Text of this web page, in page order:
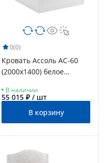
0(0)
Кровать Ассоль АС-60
(2000х1400) белое
В наличии
55 015 ₽ / шт
В корзину